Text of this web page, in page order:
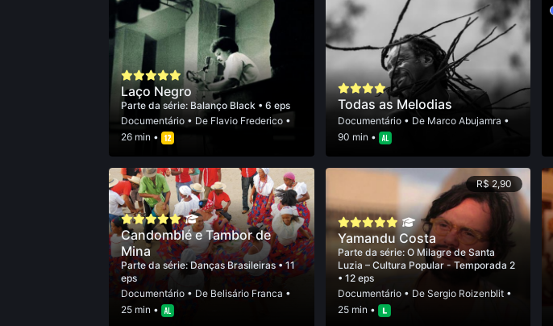
Laço Negro
Parte da série: Balanço Black • 6 eps
Documentário• De Flavio Frederico•
26 min •
Todas as Melodias
Documentário• De Marco Abujamra •
90 min •
Candomblé e Tambor de
Mina
Parte da série:Danças Brasileiras• 11
eps
Documentário• De Belisário Franca •
25 min •
R$ 2,90
Yamandu Costa
Parte da série: O Milagre de Santa
Luzia – Cultura Popular - Temporada 2
• 12 eps
Documentário• De Sergio Roizenblit•
25 min •